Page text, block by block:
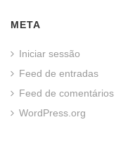
META
Iniciar sessão
Feed de entradas
Feed de comentários
WordPress.org